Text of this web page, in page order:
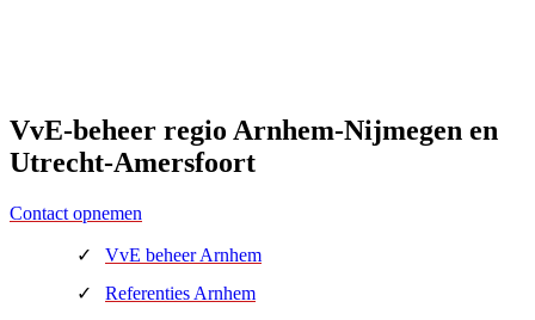
VvE-beheer regio Arnhem-Nijmegen en
Utrecht-Amersfoort
Contact opnemen
VvE beheer Arnhem
Referenties Arnhem